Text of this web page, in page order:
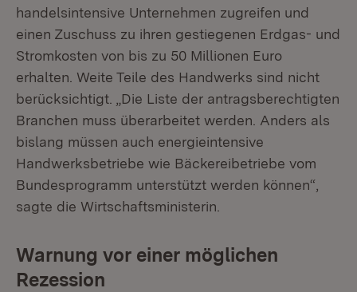
handelsintensive Unternehmen zugreifen und
einen Zuschuss zu ihren gestiegenen Erdgas- und
Stromkosten von bis zu 50 Millionen Euro
erhalten. Weite Teile des Handwerks sind nicht
berücksichtigt. „Die Liste der antragsberechtigten
Branchen muss überarbeitet werden. Anders als
bislang müssen auch energieintensive
Handwerksbetriebe wie Bäckereibetriebe vom
Bundesprogramm unterstützt werden können“,
sagte die Wirtschaftsministerin.
Warnung vor einer möglichen
Rezession